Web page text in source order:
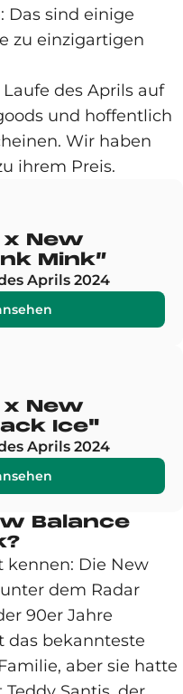
Das sind einige
zu einzigartigen
des Aprils auf
und hoffentlich
Wir haben
ihrem Preis.
x New
Mink”
Aprils 2024
x New
Ice"
Aprils 2024
Balance
kennen: Die New
dem Radar
90er Jahre
das bekannteste
aber sie hatte